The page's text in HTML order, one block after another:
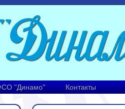
"Динамо" Контакты